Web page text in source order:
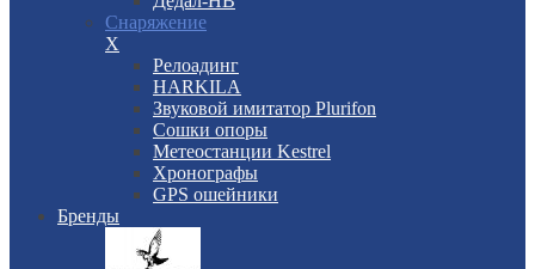
Снаряжение
X
Релоадинг
HARKILA
Звуковой имитатор Plurifon
Сошки опоры
Метеостанции Kestrel
Хронографы
GPS ошейники
Бренды